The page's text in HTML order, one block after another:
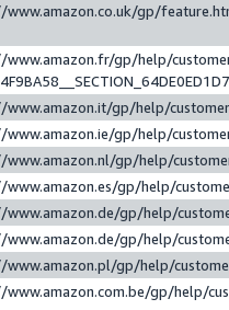
gp/
gp/help/
gp/help/
gp/help/
gp/help/
gp/help/
gp/help/
gp/help/
gp/help/
gp/help/